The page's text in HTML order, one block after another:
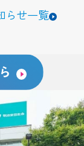
らせ一覧